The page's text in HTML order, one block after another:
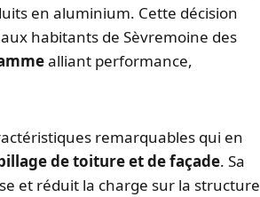
en aluminium. Cette décision
habitants de Sèvremoine des
alliant performance,
remarquables qui en
de toiture et de façade. Sa
et réduit la charge sur la structure